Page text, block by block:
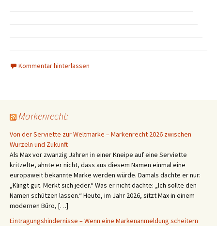
Kommentar hinterlassen
Markenrecht:
Von der Serviette zur Weltmarke – Markenrecht 2026 zwischen
Wurzeln und Zukunft
Als Max vor zwanzig Jahren in einer Kneipe auf eine Serviette
kritzelte, ahnte er nicht, dass aus diesem Namen einmal eine
europaweit bekannte Marke werden würde. Damals dachte er nur:
„Klingt gut. Merkt sich jeder.“ Was er nicht dachte: „Ich sollte den
Namen schützen lassen.“ Heute, im Jahr 2026, sitzt Max in einem
modernen Büro, […]
Eintragungshindernisse – Wenn eine Markenanmeldung scheitern